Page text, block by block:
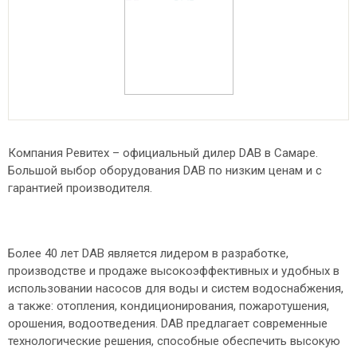
Компания Ревитех – официальный дилер DAB в Самаре.
Большой выбор оборудования DAB по низким ценам и с
гарантией производителя.
Более 40 лет DAB является лидером в разработке,
производстве и продаже высокоэффективных и удобных в
использовании насосов для воды и систем водоснабжения,
а также: отопления, кондиционирования, пожаротушения,
орошения, водоотведения. DAB предлагает современные
технологические решения, способные обеспечить высокую